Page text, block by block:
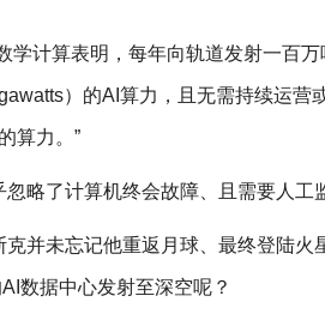
学计算表明，每年向轨道发射一百
）的AI算力，且无需持续运
算力。”
略了计算机终会故障、且需要人工
克并未忘记他重返月球、最终登陆
AI数据中心发射至深空呢？